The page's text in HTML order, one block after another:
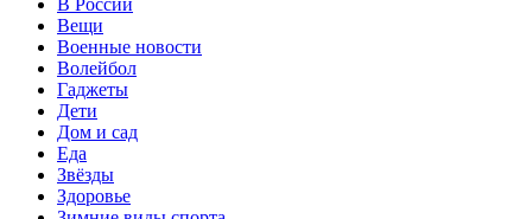
Вещи
Военные новости
Волейбол
Гаджеты
Дети
Дом и сад
Еда
Звёзды
Здоровье